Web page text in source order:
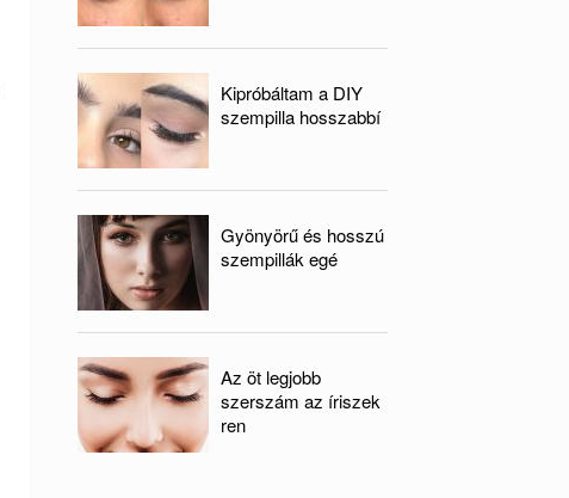
Kipróbáltam a DIY
szempilla hosszabbí
Gyönyörű és hosszú
szempillák egé
Az öt legjobb
szerszám az íriszek
ren